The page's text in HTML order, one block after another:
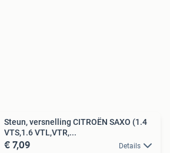
Steun, versnelling CITROËN SAXO (1.4
VTS,1.6 VTL,VTR,...
€ 7,09 Details